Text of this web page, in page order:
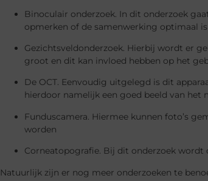
Binoculair onderzoek. In dit onderzoek
opmerken of de samenwerking optimaal
Gezichtsveldonderzoek. Hierbij wordt er
groot en dit kan invloed hebben op het
De OCT. Eenvoudig uitgelegd is dit
hierdoor namelijk een goed beeld van het
Funduscamera. Hiermee kunnen foto’s
worden
Corneatopografie. Bij dit onderzoek
Natuurlijk zijn er nog meer onderzoeken te